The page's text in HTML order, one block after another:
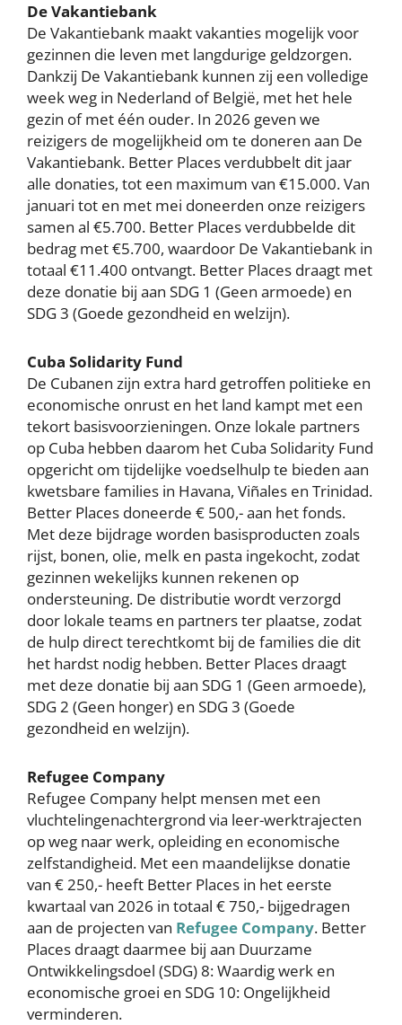
De Vakantiebank
De Vakantiebank maakt vakanties mogelijk voor
gezinnen die leven met langdurige geldzorgen.
Dankzij De Vakantiebank kunnen zij een volledige
week weg in Nederland of België, met het hele
gezin of met één ouder. In 2026 geven we
reizigers de mogelijkheid om te doneren aan De
Vakantiebank. Better Places verdubbelt dit jaar
alle donaties, tot een maximum van €15.000. Van
januari tot en met mei doneerden onze reizigers
samen al €5.700. Better Places verdubbelde dit
bedrag met €5.700, waardoor De Vakantiebank in
totaal €11.400 ontvangt. Better Places draagt met
deze donatie bij aan SDG 1 (Geen armoede) en
SDG 3 (Goede gezondheid en welzijn).
Cuba Solidarity Fund
De Cubanen zijn extra hard getroffen politieke en
economische onrust en het land kampt met een
tekort basisvoorzieningen. Onze lokale partners
op Cuba hebben daarom het Cuba Solidarity Fund
opgericht om tijdelijke voedselhulp te bieden aan
kwetsbare families in Havana, Viñales en Trinidad.
Better Places doneerde € 500,- aan het fonds.
Met deze bijdrage worden basisproducten zoals
rijst, bonen, olie, melk en pasta ingekocht, zodat
gezinnen wekelijks kunnen rekenen op
ondersteuning. De distributie wordt verzorgd
door lokale teams en partners ter plaatse, zodat
de hulp direct terechtkomt bij de families die dit
het hardst nodig hebben. Better Places draagt
met deze donatie bij aan SDG 1 (Geen armoede),
SDG 2 (Geen honger) en SDG 3 (Goede
gezondheid en welzijn).
Refugee Company
Refugee Company helpt mensen met een
vluchtelingenachtergrond via leer-werktrajecten
op weg naar werk, opleiding en economische
zelfstandigheid. Met een maandelijkse donatie
van € 250,- heeft Better Places in het eerste
kwartaal van 2026 in totaal € 750,- bijgedragen
aan de projecten van Refugee Company. Better
Places draagt daarmee bij aan Duurzame
Ontwikkelingsdoel (SDG) 8: Waardig werk en
economische groei en SDG 10: Ongelijkheid
verminderen.